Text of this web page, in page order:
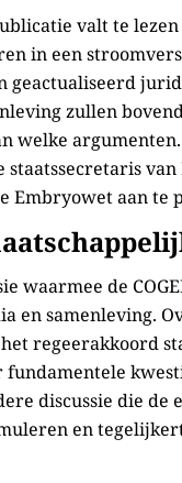
valt te
in een
geactualiseerd
zullen
welke
staatssecretaris
Embryowet aan te
waarmee de
en samenleving.
regeerakkoord
discussie die de
en